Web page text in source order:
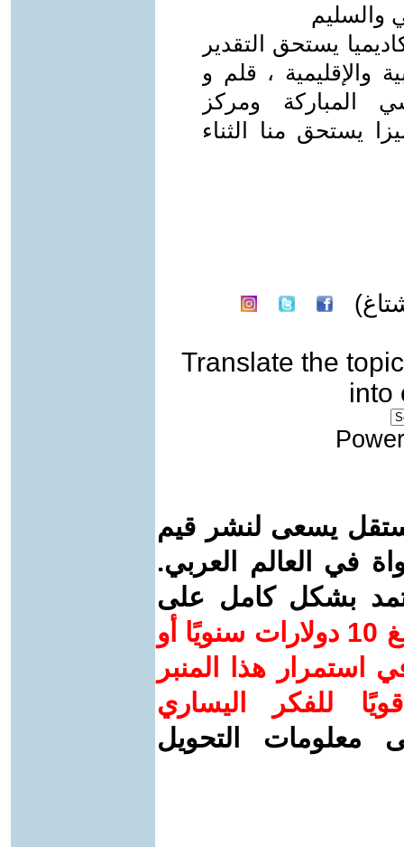
والسليم
يستحق التقدير
والإقليمية ، قلم و
المباركة ومركز
يستحق منا الثناء
Translate the topic
into
يسعى لنشر قيم
في العالم العربي.
بشكل كامل على
ساهم/ي معنا! بدعمكم بمبلغ 10 دولارات سنويًا أو
استمرار هذا المنبر
للفكر اليساري
معلومات التحويل